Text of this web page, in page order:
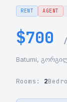
RENT AGENT
$700
Batumi,
Rooms: 2